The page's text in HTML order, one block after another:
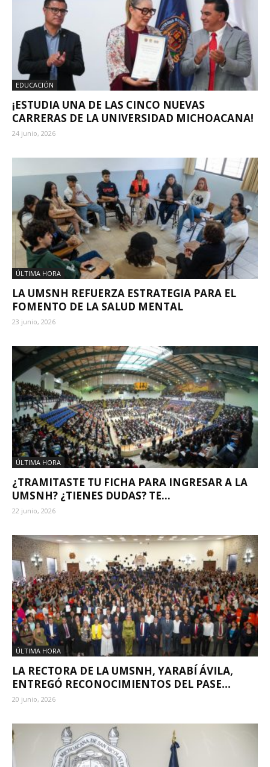
EDUCACIÓN
¡ESTUDIA UNA DE LAS CINCO NUEVAS
CARRERAS DE LA UNIVERSIDAD MICHOACANA!
24 junio, 2026
ÚLTIMA HORA
LA UMSNH REFUERZA ESTRATEGIA PARA EL
FOMENTO DE LA SALUD MENTAL
23 junio, 2026
ÚLTIMA HORA
¿TRAMITASTE TU FICHA PARA INGRESAR A LA
UMSNH? ¿TIENES DUDAS? TE...
22 junio, 2026
ÚLTIMA HORA
⁠LA RECTORA DE LA UMSNH, YARABÍ ÁVILA,
ENTREGÓ RECONOCIMIENTOS DEL PASE...
20 junio, 2026